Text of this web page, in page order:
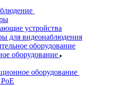
устройства
для видеонаблюдения
оборудование
оборудование
оборудование